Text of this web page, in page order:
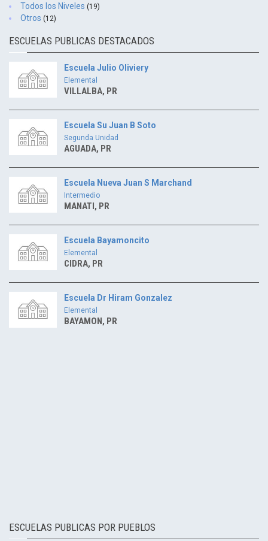
Todos los Niveles (19)
Otros (12)
ESCUELAS PUBLICAS DESTACADOS
Escuela Julio Oliviery
Elemental
VILLALBA, PR
Escuela Su Juan B Soto
Segunda Unidad
AGUADA, PR
Escuela Nueva Juan S Marchand
Intermedio
MANATI, PR
Escuela Bayamoncito
Elemental
CIDRA, PR
Escuela Dr Hiram Gonzalez
Elemental
BAYAMON, PR
ESCUELAS PUBLICAS POR PUEBLOS